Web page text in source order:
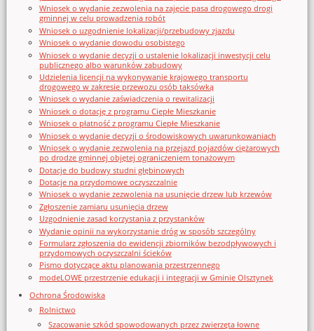
Wniosek o wydanie zezwolenia na zajęcie pasa drogowego drogi
gminnej w celu prowadzenia robót
Wniosek o uzgodnienie lokalizacji/przebudowy zjazdu
Wniosek o wydanie dowodu osobistego
Wniosek o wydanie decyzji o ustalenie lokalizacji inwestycji celu
publicznego albo warunków zabudowy
Udzielenia licencji na wykonywanie krajowego transportu
drogowego w zakresie przewozu osób taksówką
Wniosek o wydanie zaświadczenia o rewitalizacji
Wniosek o dotację z programu Ciepłe Mieszkanie
Wniosek o płatność z programu Ciepłe Mieszkanie
Wniosek o wydanie decyzji o środowiskowych uwarunkowaniach
Wniosek o wydanie zezwolenia na przejazd pojazdów ciężarowych
po drodze gminnej objętej ograniczeniem tonażowym
Dotacje do budowy studni głębinowych
Dotacje na przydomowe oczyszczalnie
Wniosek o wydanie zezwolenia na usunięcie drzew lub krzewów
Zgłoszenie zamiaru usunięcia drzew
Uzgodnienie zasad korzystania z przystanków
Wydanie opinii na wykorzystanie dróg w sposób szczególny
Formularz zgłoszenia do ewidencji zbiorników bezodpływowych i
przydomowych oczyszczalni ścieków
Pismo dotyczące aktu planowania przestrzennego
modeLOWE przestrzenie edukacji i integracji w Gminie Olsztynek
Ochrona Środowiska
Rolnictwo
Szacowanie szkód spowodowanych przez zwierzęta łowne